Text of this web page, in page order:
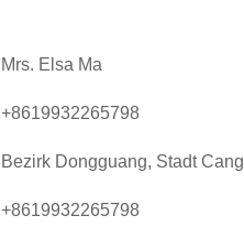
Mrs. Elsa Ma
+8619932265798
Bezirk Dongguang, Stadt
+8619932265798